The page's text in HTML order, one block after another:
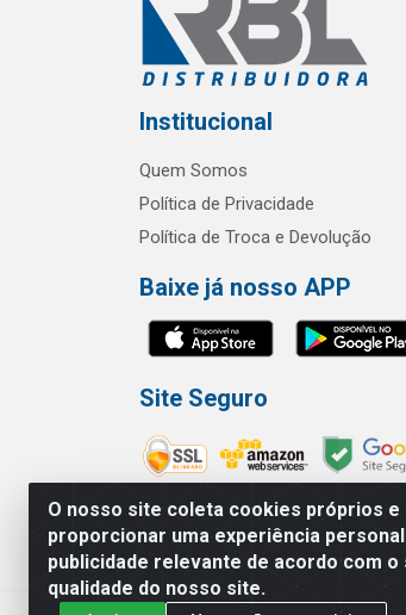
O nosso site coleta cookies próprios
proporcionar uma experiência
publicidade relevante de acordo com
qualidade do nosso site.
Institucional
Quem Somos
Política de Privacidade
Política de Troca e Devolução
Baixe já nosso APP
Site Seguro
RBL Distribuidora